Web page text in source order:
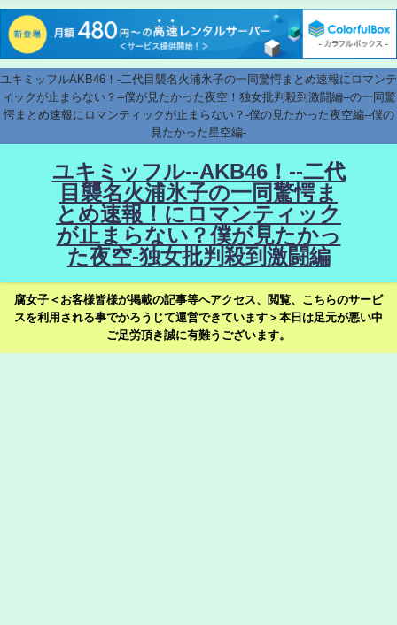
ユキミッフルAKB46！-二代目襲名火浦氷子の一同驚愕まとめ速報にロマンテ
ィックが止まらない？--僕が見たかった夜空！独女批判殺到激闘編--の一同驚
愕まとめ速報にロマンティックが止まらない？-僕の見たかった夜空編--僕の
見たかった星空編-
ユキミッフル--AKB46！--二代
目襲名火浦氷子の一同驚愕ま
とめ速報！にロマンティック
が止まらない？僕が見たかっ
た夜空-独女批判殺到激闘編
腐女子＜お客様皆様が掲載の記事等へアクセス、閲覧、こちらのサービ
スを利用される事でかろうじて運営できています＞本日は足元が悪い中
ご足労頂き誠に有難うございます。